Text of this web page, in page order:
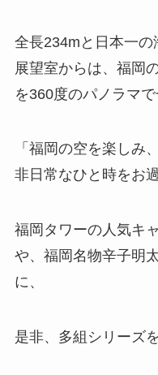
全長234mと日本一
展望室からは、福岡
を360度のパノラマで
「福岡の空を楽しみ
非日常なひと時をお
福岡タワーの人気キ
や、福岡名物辛子明
に、
是非、多組シリーズ